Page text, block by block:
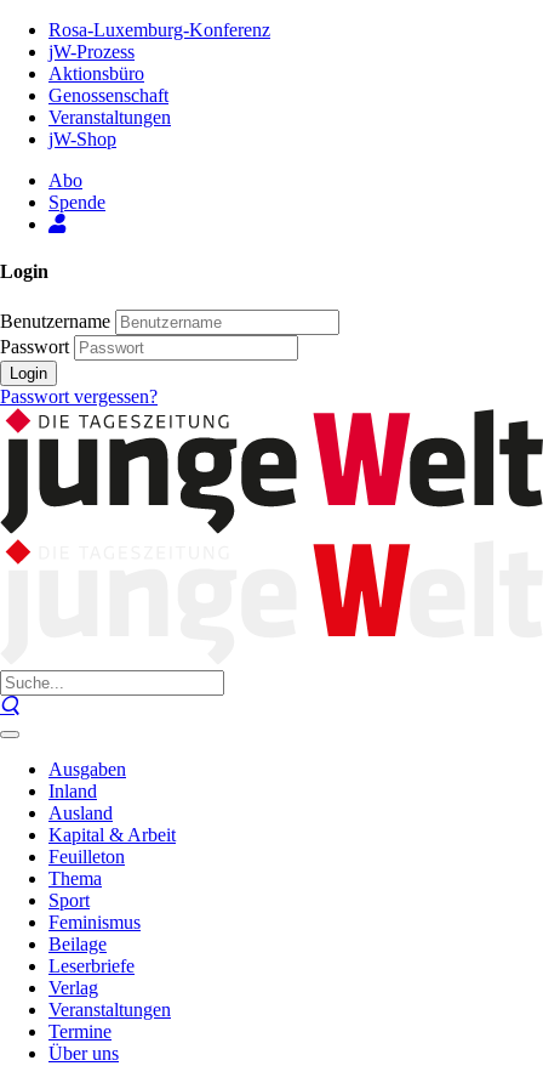
Inhalt
Seite
Rosa-Luxemburg-Konferenz
jW-Prozess
Aktionsbüro
Genossenschaft
Veranstaltungen
jW-Shop
Abo
Spende
Login
Benutzername
Passwort
Login
Passwort vergessen?
Ausgaben
Inland
Ausland
Kapital & Arbeit
Feuilleton
Thema
Sport
Feminismus
Beilage
Leserbriefe
Verlag
Veranstaltungen
Termine
Über uns